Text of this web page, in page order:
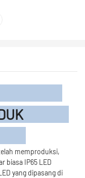
memproduksi,
biasa IP65 LED
yang dipasang di